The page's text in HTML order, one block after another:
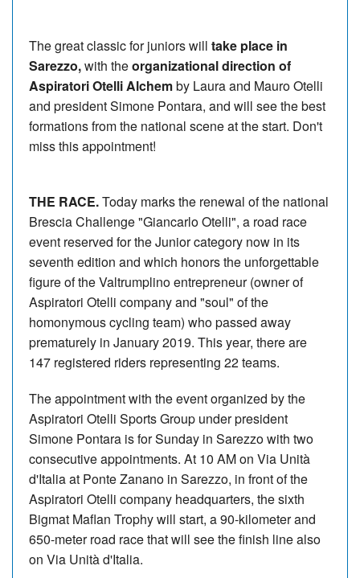
The great classic for juniors will take place in
Sarezzo,with theorganizational direction of
Aspiratori Otelli Alchemby Laura and Mauro Otelli
and president Simone Pontara, and will see the best
formations from the national scene at the start. Don't
miss this appointment!
THE RACE.Today marks the renewal of the national
Brescia Challenge "Giancarlo Otelli", a road race
event reserved for the Junior category now in its
seventh edition and which honors the unforgettable
figure of the Valtrumplino entrepreneur (owner of
Aspiratori Otelli company and "soul" of the
homonymous cycling team) who passed away
prematurely in January 2019. This year, there are
147 registered riders representing 22 teams.
The appointment with the event organized by the
Aspiratori Otelli Sports Group under president
Simone Pontara is for Sunday in Sarezzo with two
consecutive appointments. At 10 AM on Via Unità
d'Italia at Ponte Zanano in Sarezzo, in front of the
Aspiratori Otelli company headquarters, the sixth
Bigmat Maflan Trophy will start, a 90-kilometer and
650-meter road race that will see the finish line also
on Via Unità d'Italia.